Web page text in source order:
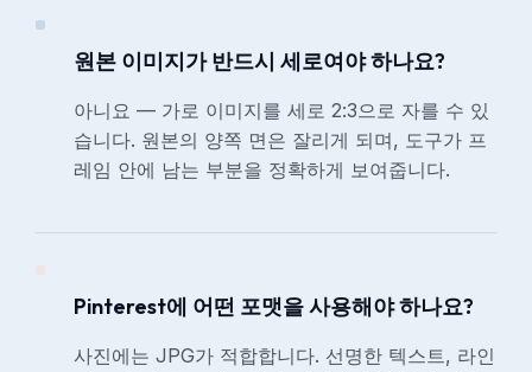
원본 이미지가 반드시 세로여야 하나요?
아니요 — 가로 이미지를 세로 2:3으로 자를 수 있
습니다. 원본의 양쪽 면은 잘리게 되며, 도구가 프
레임 안에 남는 부분을 정확하게 보여줍니다.
Pinterest에 어떤 포맷을 사용해야 하나요?
사진에는 JPG가 적합합니다. 선명한 텍스트, 라인